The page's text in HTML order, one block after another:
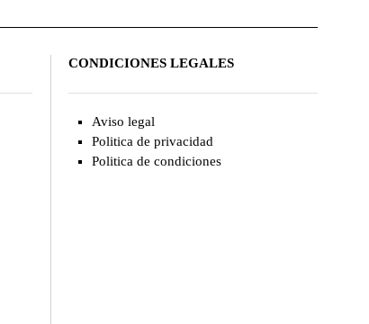
CONDICIONES LEGALES
Aviso legal
Politica de privacidad
Politica de condiciones